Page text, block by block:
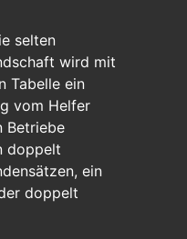
selten
wird mit
Tabelle ein
vom Helfer
Betriebe
doppelt
ein
doppelt